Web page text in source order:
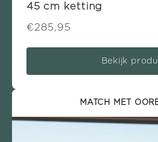
45 cm ketting
€285,95
Bekijk
MATCH MET